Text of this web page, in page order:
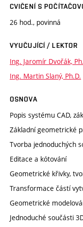
CVIČENÍ S
26 hod., povinná
VYUČUJÍCÍ / LEKTOR
Ing. Jaromír Dvořák,
Ing. Martin Slaný, Ph.D.
OSNOVA
Popis systému CAD,
Základní geometrické
Tvorba jednoduchých
Editace a kótování
Geometrické křivky,
Transformace částí
Geometrické
Jednoduché součásti